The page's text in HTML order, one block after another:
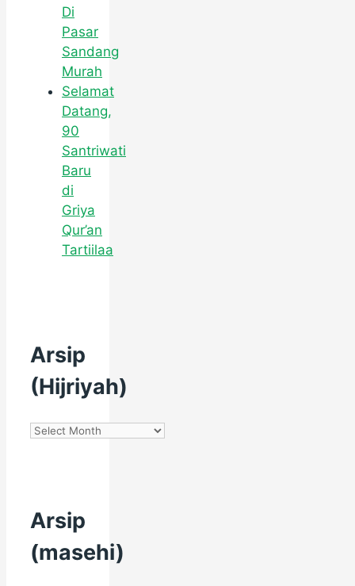
Di
Pasar
Sandang
Murah
Selamat
Datang,
90
Santriwati
Baru
di
Griya
Qur’an
Tartiilaa
Arsip
(Hijriyah)
Arsip
Arsip
(masehi)